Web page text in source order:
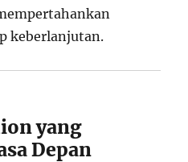
keberlanjutan.
yang
Depan